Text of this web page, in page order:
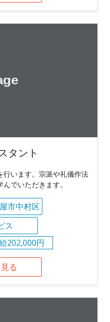
タント
行います。宗派や礼儀作法
でいただきます。
市中村区
ス
202,000円
る